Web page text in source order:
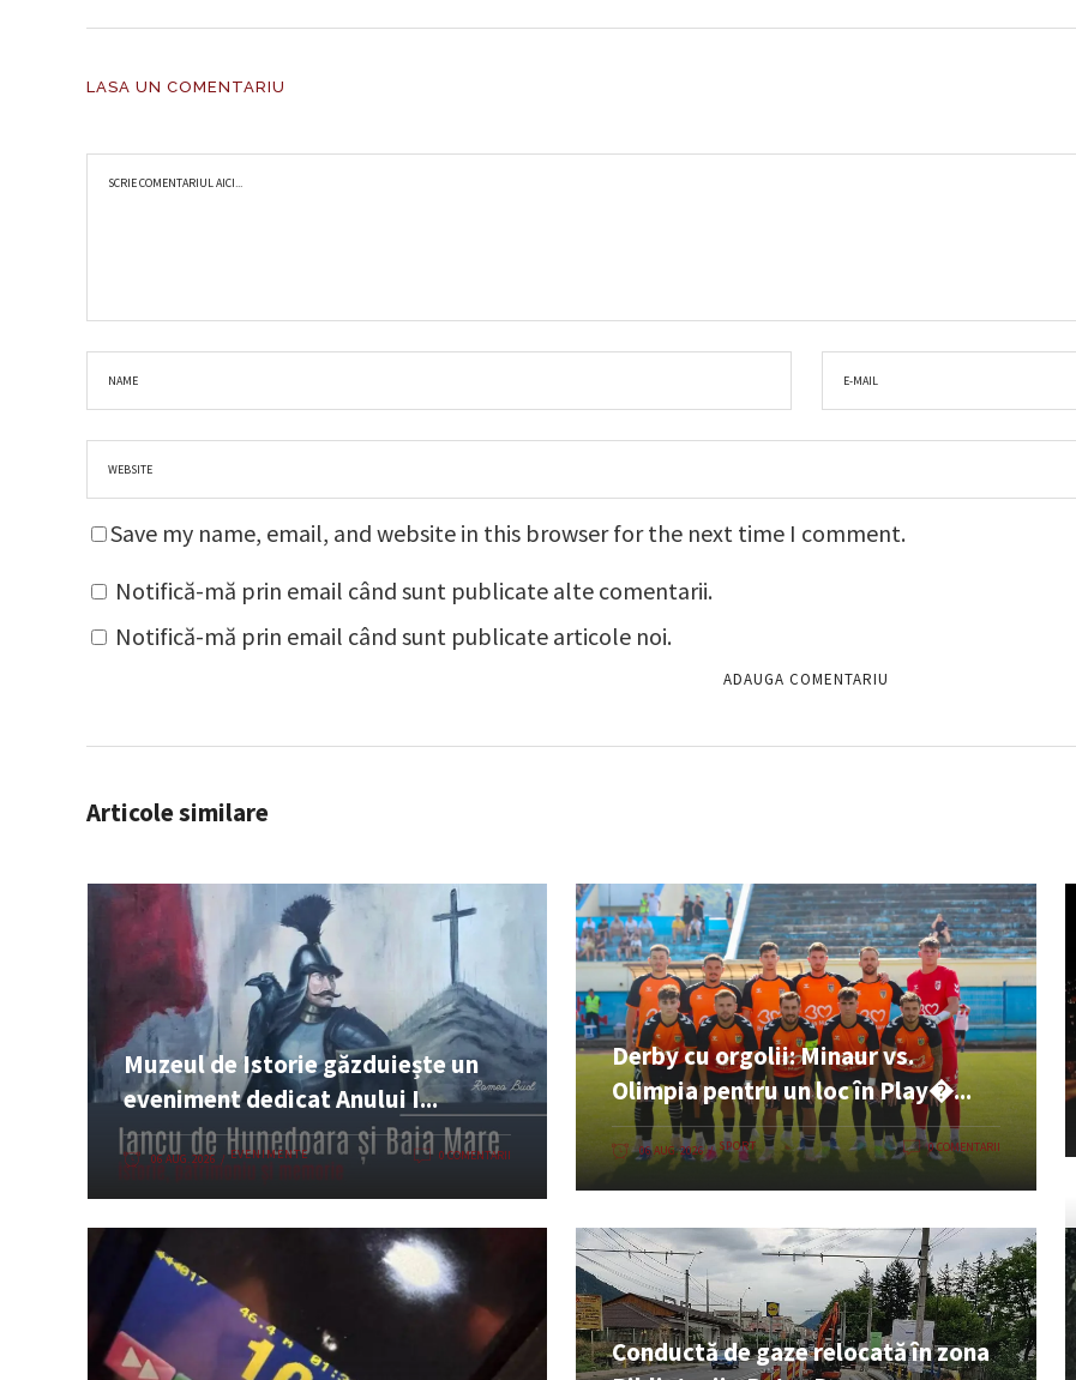
LASA UN COMENTARIU
Save my name, email, and website in this browser for the next time I comment.
Notifică-mă prin email când sunt publicate alte comentarii.
Notifică-mă prin email când sunt publicate articole noi.
Articole similare
Muzeul de Istorie găzduiește un
eveniment dedicat Anului I...
06 AUG. 2026 EVENIMENTE 0 COMENTARII
Derby cu orgolii: Minaur vs.
Olimpia pentru un loc în Play�...
06 AUG. 2026 SPORT 0 COMENTARII
Conductă de gaze relocată în zona